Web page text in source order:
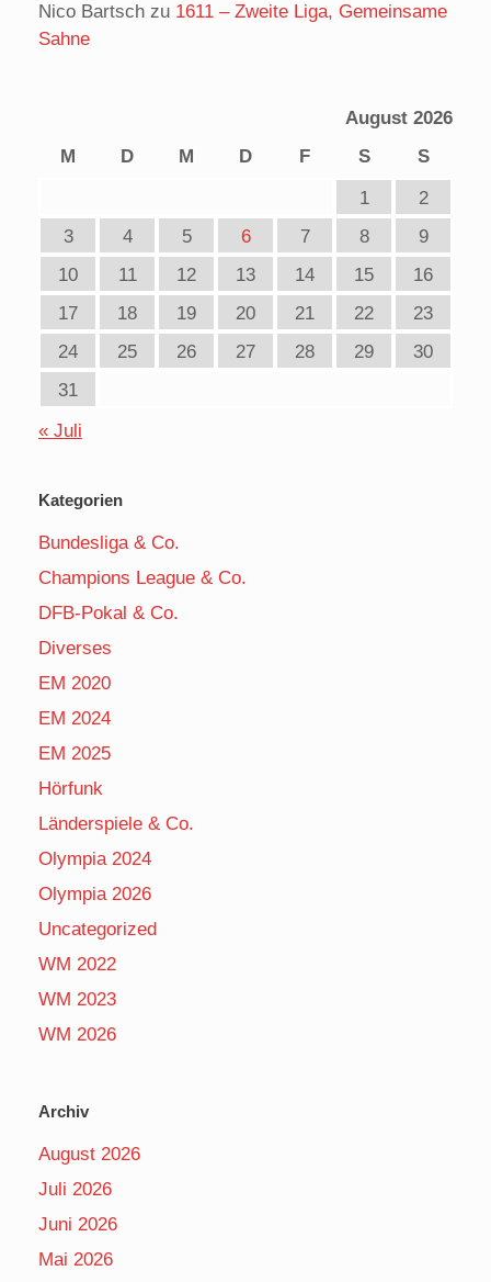
Nico Bartsch zu 1611 – Zweite Liga, Gemeinsame
Sahne
August 2026
M
D M D F S
S
1
2
3
4 5 6 7 8
9
10
11 12 13 14 15
16
17
18 19 20 21 22
23
24
25 26 27 28 29
30
31
« Juli
Kategorien
Bundesliga & Co.
Champions League & Co.
DFB-Pokal & Co.
Diverses
EM 2020
EM 2024
EM 2025
Hörfunk
Länderspiele & Co.
Olympia 2024
Olympia 2026
Uncategorized
WM 2022
WM 2023
WM 2026
Archiv
August 2026
Juli 2026
Juni 2026
Mai 2026